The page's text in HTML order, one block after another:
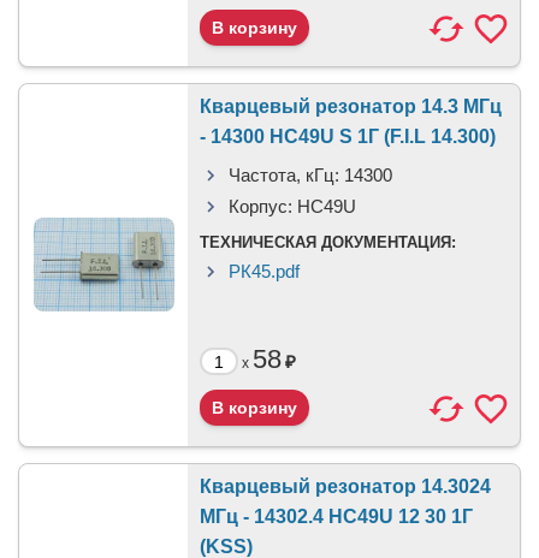
Кварцевый резонатор 14.3 МГц
- 14300 HC49U S 1Г (F.I.L 14.300)
Частота, кГц: 14300
Корпус: HC49U
ТЕХНИЧЕСКАЯ ДОКУМЕНТАЦИЯ:
РК45.pdf
x 58₽
Кварцевый резонатор 14.3024
МГц - 14302.4 HC49U 12 30 1Г
(KSS)